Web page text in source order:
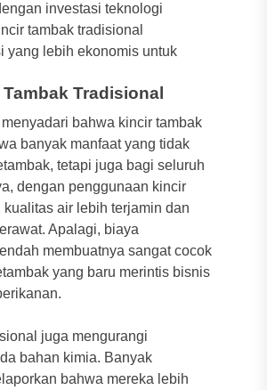
investasi teknologi
tambak tradisional
yang lebih ekonomis untuk
Tradisional
bahwa kincir tambak
banyak manfaat yang tidak
tetapi juga bagi seluruh
dengan penggunaan kincir
air lebih terjamin dan
Apalagi, biaya
membuatnya sangat cocok
yang baru merintis bisnis
juga mengurangi
bahan kimia. Banyak
bahwa mereka lebih